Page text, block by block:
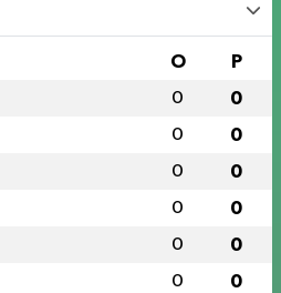
O P
0 0
0 0
0 0
0 0
0 0
0 0